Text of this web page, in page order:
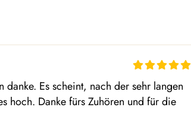
Es scheint, nach der sehr langen
hoch. Danke fürs Zuhören und für die